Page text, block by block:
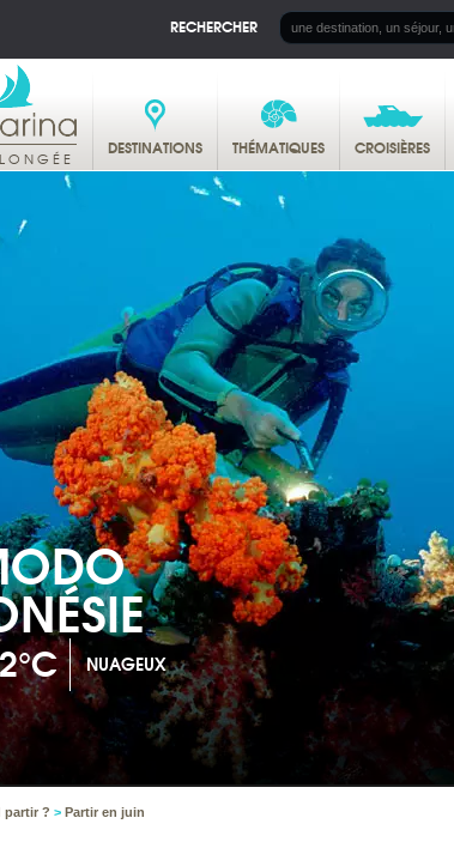
RECHERCHER
DESTINATIONS THÉMATIQUES CROISIÈRES
NUAGEUX
partir ? > Partir en juin